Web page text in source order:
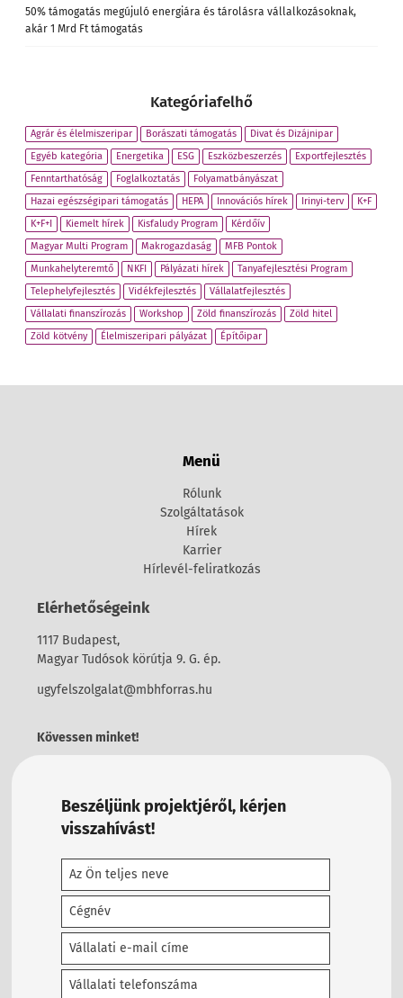
50% támogatás megújuló energiára és tárolásra vállalkozásoknak,
akár 1 Mrd Ft támogatás
Kategóriafelhő
Agrár és élelmiszeripar Borászati támogatás
Divat és Dizájnipar
Egyéb kategória
Energetika ESG Eszközbeszerzés
Exportfejlesztés
Fenntarthatóság
Foglalkoztatás
Folyamatbányászat
Hazai egészségipari támogatás
HEPA Innovációs hírek Irinyi-terv
K+F
K+F+I
Kiemelt hírek Kisfaludy Program
Kérdőív
Magyar Multi Program
Makrogazdaság
MFB Pontok
Munkahelyteremtő
NKFI Pályázati hírek
Tanyafejlesztési Program
Telephelyfejlesztés
Vidékfejlesztés
Vállalatfejlesztés
Vállalati finanszírozás
Workshop Zöld finanszírozás
Zöld hitel
Zöld kötvény
Élelmiszeripari pályázat Építőipar
Menü
Rólunk
Szolgáltatások
Hírek
Karrier
Hírlevél-feliratkozás
Elérhetőségeink
1117 Budapest,
Magyar Tudósok körútja 9. G. ép.
ugyfelszolgalat@mbhforras.hu
Kövessen minket!
Beszéljünk projektjéről, kérjen
visszahívást!